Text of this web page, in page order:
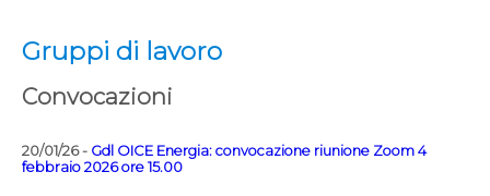
Gruppi di lavoro
Convocazioni
20/01/26 - Gdl OICE Energia: convocazione riunione Zoom 4
febbraio 2026 ore 15.00